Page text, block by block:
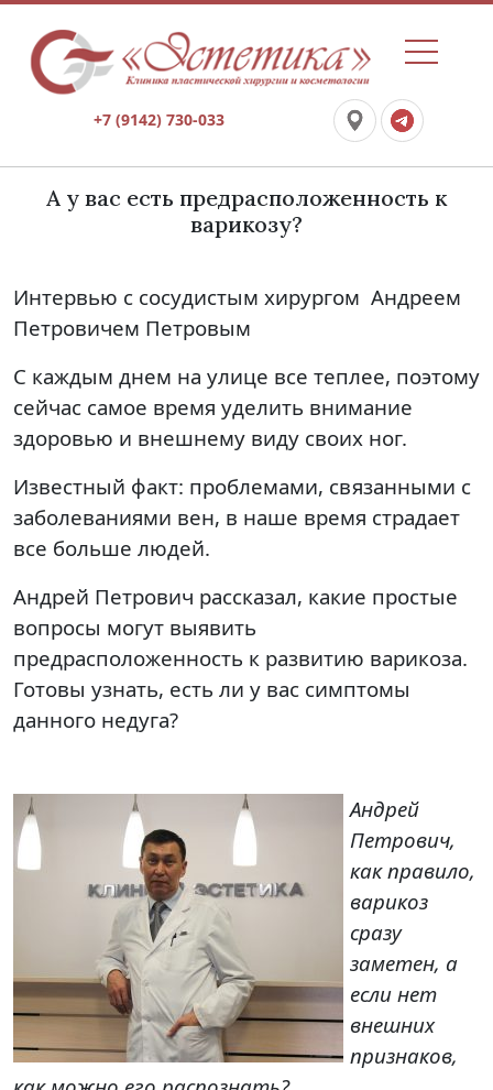
+7 (9142) 730-033
А у вас есть предрасположенность к
варикозу?
Интервью с сосудистым хирургом Андреем
Петровичем Петровым
С каждым днем на улице все теплее, поэтому
сейчас самое время уделить внимание
здоровью и внешнему виду своих ног.
Известный факт: проблемами, связанными с
заболеваниями вен, в наше время страдает
все больше людей.
Андрей Петрович рассказал, какие простые
вопросы могут выявить
предрасположенность к развитию варикоза.
Готовы узнать, есть ли у вас симптомы
данного недуга?
Андрей
Петрович,
как правило,
варикоз
сразу
заметен, а
если нет
внешних
признаков,